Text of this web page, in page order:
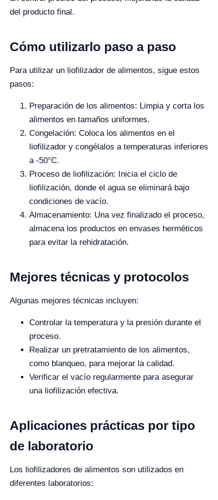
del producto final.
Cómo utilizarlo paso a paso
Para utilizar un liofilizador de alimentos, sigue estos
pasos:
Preparación de los alimentos: Limpia y corta los
alimentos en tamaños uniformes.
Congelación: Coloca los alimentos en el
liofilizador y congélalos a temperaturas inferiores
a -50°C.
Proceso de liofilización: Inicia el ciclo de
liofilización, donde el agua se eliminará bajo
condiciones de vacío.
Almacenamiento: Una vez finalizado el proceso,
almacena los productos en envases herméticos
para evitar la rehidratación.
Mejores técnicas y protocolos
Algunas mejores técnicas incluyen:
Controlar la temperatura y la presión durante el
proceso.
Realizar un pretratamiento de los alimentos,
como blanqueo, para mejorar la calidad.
Verificar el vacío regularmente para asegurar
una liofilización efectiva.
Aplicaciones prácticas por tipo
de laboratorio
Los liofilizadores de alimentos son utilizados en
diferentes laboratorios: